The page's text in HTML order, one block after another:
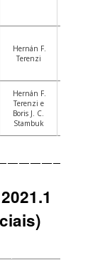
Hernán F.
Terenzi
Hernán F.
Terenzi e
Boris J. C.
Stambuk